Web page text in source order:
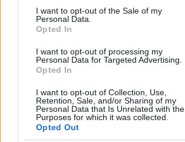
consent section.
I want to opt-out of the Sale of my
Personal Data.
Opted In
I want to opt-out of processing my
Personal Data for Targeted Advertising.
Opted In
I want to opt-out of Collection, Use,
Retention, Sale, and/or Sharing of my
Personal Data that Is Unrelated with the
Purposes for which it was collected.
Opted Out
Fotó: Szécsi István / Velvet